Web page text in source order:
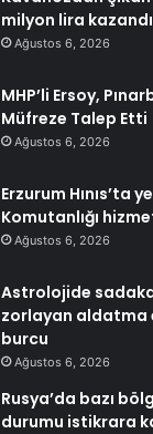
milyon lira
Ağustos 6, 2026
MHP’li Ersoy,
Müfreze Talep Etti
Ağustos 6, 2026
Erzurum Hınıs’ta
Komutanlığı
Ağustos 6, 2026
Astrolojide sadakat
zorlayan aldatma
burcu
Ağustos 6, 2026
Rusya’da bazı
durumu istikrara